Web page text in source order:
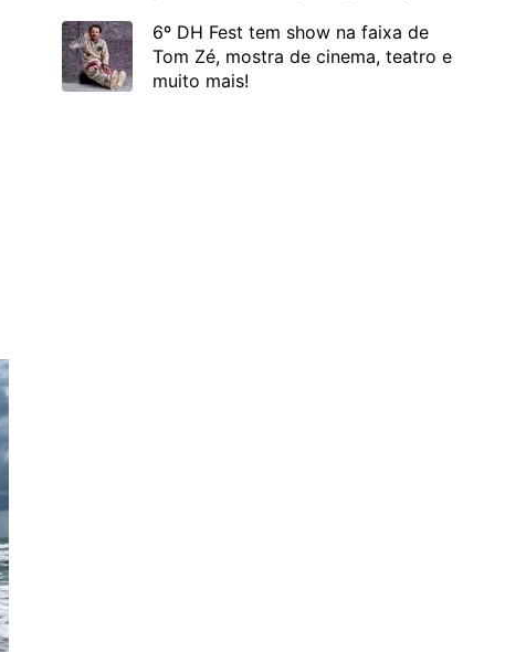
6º DH Fest tem show na faixa de
Tom Zé, mostra de cinema, teatro e
muito mais!